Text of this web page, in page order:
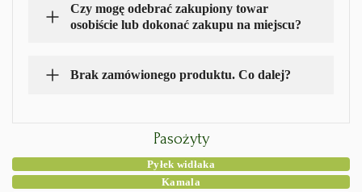
Czy mogę odebrać zakupiony towar
osobiście lub dokonać zakupu na miejscu?
Brak zamówionego produktu. Co dalej?
Pasożyty
Pyłek widłaka
Kamala